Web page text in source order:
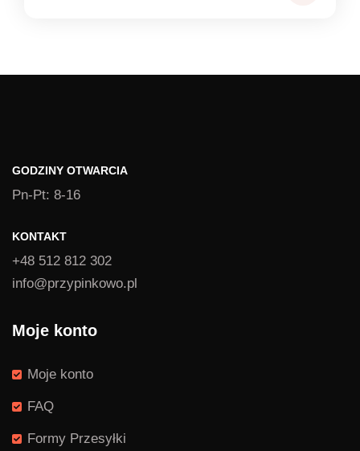
GODZINY OTWARCIA
Pn-Pt: 8-16
KONTAKT
+48 512 812 302
info@przypinkowo.pl
Moje konto
Moje konto
FAQ
Formy Przesyłki